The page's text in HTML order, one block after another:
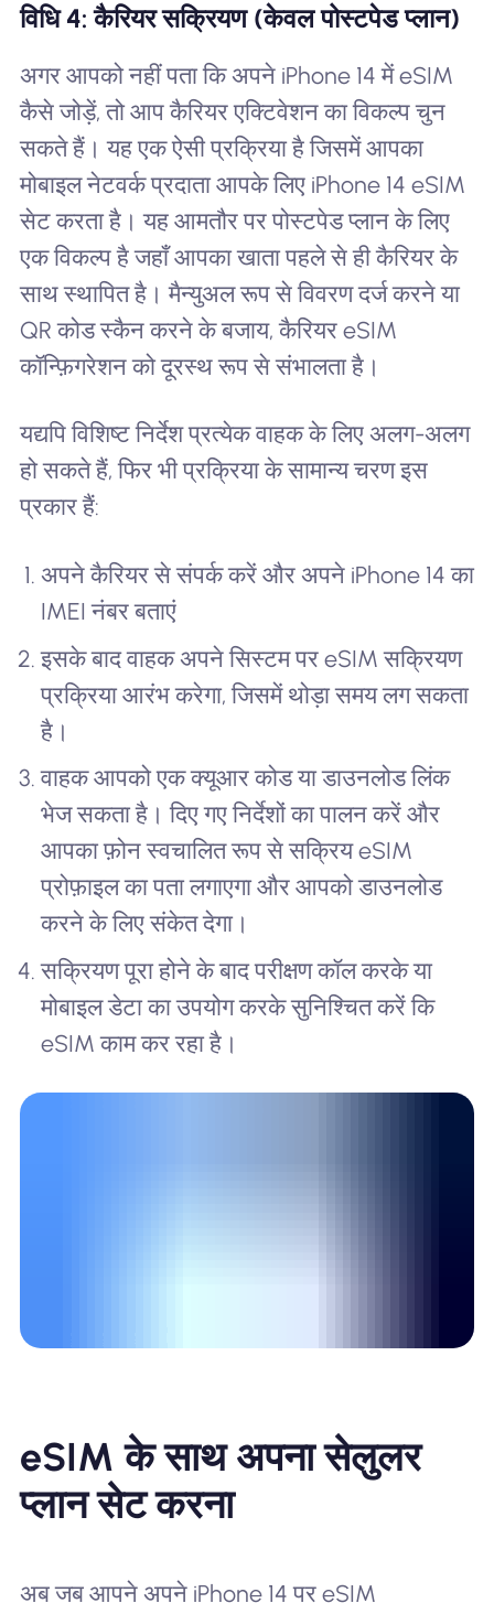
विधि 4: कैरियर सक्रियण (केवल पोस्टपेड प्लान)
अगर आपको नहीं पता कि अपने iPhone 14 में eSIM
कैसे जोड़ें, तो आप कैरियर एक्टिवेशन का विकल्प चुन
सकते हैं। यह एक ऐसी प्रक्रिया है जिसमें आपका
मोबाइल नेटवर्क प्रदाता आपके लिए iPhone 14 eSIM
सेट करता है। यह आमतौर पर पोस्टपेड प्लान के लिए
एक विकल्प है जहाँ आपका खाता पहले से ही कैरियर के
साथ स्थापित है। मैन्युअल रूप से विवरण दर्ज करने या
QR कोड स्कैन करने के बजाय, कैरियर eSIM
कॉन्फ़िगरेशन को दूरस्थ रूप से संभालता है।
यद्यपि विशिष्ट निर्देश प्रत्येक वाहक के लिए अलग-अलग
हो सकते हैं, फिर भी प्रक्रिया के सामान्य चरण इस
प्रकार हैं:
अपने कैरियर से संपर्क करें और अपने iPhone 14 का
IMEI नंबर बताएं
इसके बाद वाहक अपने सिस्टम पर eSIM सक्रियण
प्रक्रिया आरंभ करेगा, जिसमें थोड़ा समय लग सकता
है।
वाहक आपको एक क्यूआर कोड या डाउनलोड लिंक
भेज सकता है। दिए गए निर्देशों का पालन करें और
आपका फ़ोन स्वचालित रूप से सक्रिय eSIM
प्रोफ़ाइल का पता लगाएगा और आपको डाउनलोड
करने के लिए संकेत देगा।
सक्रियण पूरा होने के बाद परीक्षण कॉल करके या
मोबाइल डेटा का उपयोग करके सुनिश्चित करें कि
eSIM काम कर रहा है।
eSIM के साथ अपना सेलुलर
प्लान सेट करना
अब जब आपने अपने iPhone 14 पर eSIM